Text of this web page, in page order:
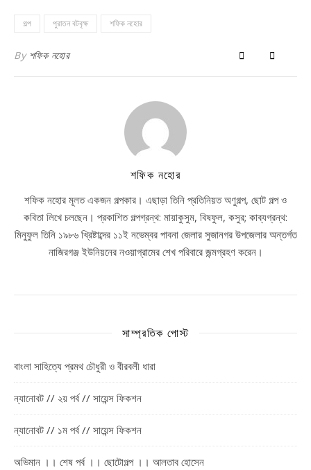
গল্প পুরাতন বটবৃক্ষ শফিক নহোর
By শফিক নহোর
শফিক নহোর
শফিক নহোর মূলত একজন গল্পকার। এছাড়া তিনি প্রতিনিয়ত অণুগল্প, ছোট গল্প ও
কবিতা লিখে চলছেন। প্রকাশিত গল্পগ্রন্থ: মায়াকুসুম, বিষফুল, কসুর; কাব্যগ্রন্থ:
মিনুফুল তিনি ১৯৮৬ খ্রিষ্টাব্দের ১১ই নভেম্বর পাবনা জেলার সুজানগর উপজেলার অন্তর্গত
নাজিরগঞ্জ ইউনিয়নের নওয়াগ্রামের শেখ পরিবারে জন্মগ্রহণ করেন।
সাম্প্রতিক পোস্ট
বাংলা সাহিত্যে প্রমথ চৌধুরী ও বীরবলী ধারা
ন্যানোবট // ২য় পর্ব // সায়েন্স ফিকশন
ন্যানোবট // ১ম পর্ব // সায়েন্স ফিকশন
অভিমান ।। শেষ পর্ব ।। ছোটোগল্প ।। আলতাব হোসেন